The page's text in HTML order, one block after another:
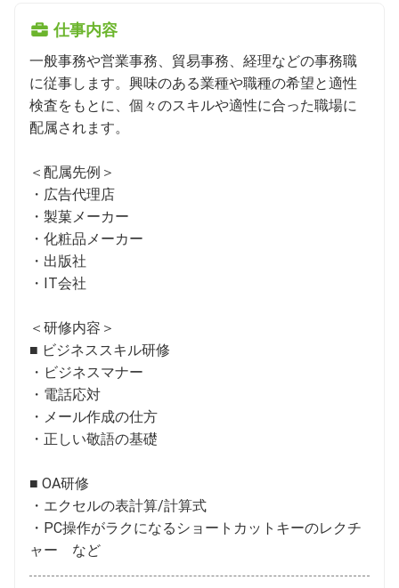
仕事内容
一般事務や営業事務、貿易事務、経理などの事務職
に従事します。興味のある業種や職種の希望と適性
検査をもとに、個々のスキルや適性に合った職場に
配属されます。
＜配属先例＞
・広告代理店
・製菓メーカー
・化粧品メーカー
・出版社
・IT会社
＜研修内容＞
■ ビジネススキル研修
・ビジネスマナー
・電話応対
・メール作成の仕方
・正しい敬語の基礎
■ OA研修
・エクセルの表計算/計算式
・PC操作がラクになるショートカットキーのレクチ
ャー　など